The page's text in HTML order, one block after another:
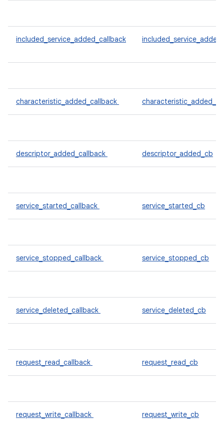
included_service_added_callback
characteristic_added_callback characteristic_added_cb
descriptor_added_callback descriptor_added_cb
service_started_callback service_started_cb
service_stopped_callback service_stopped_cb
service_deleted_callback service_deleted_cb
request_read_callback request_read_cb
request_write_callback request_write_cb